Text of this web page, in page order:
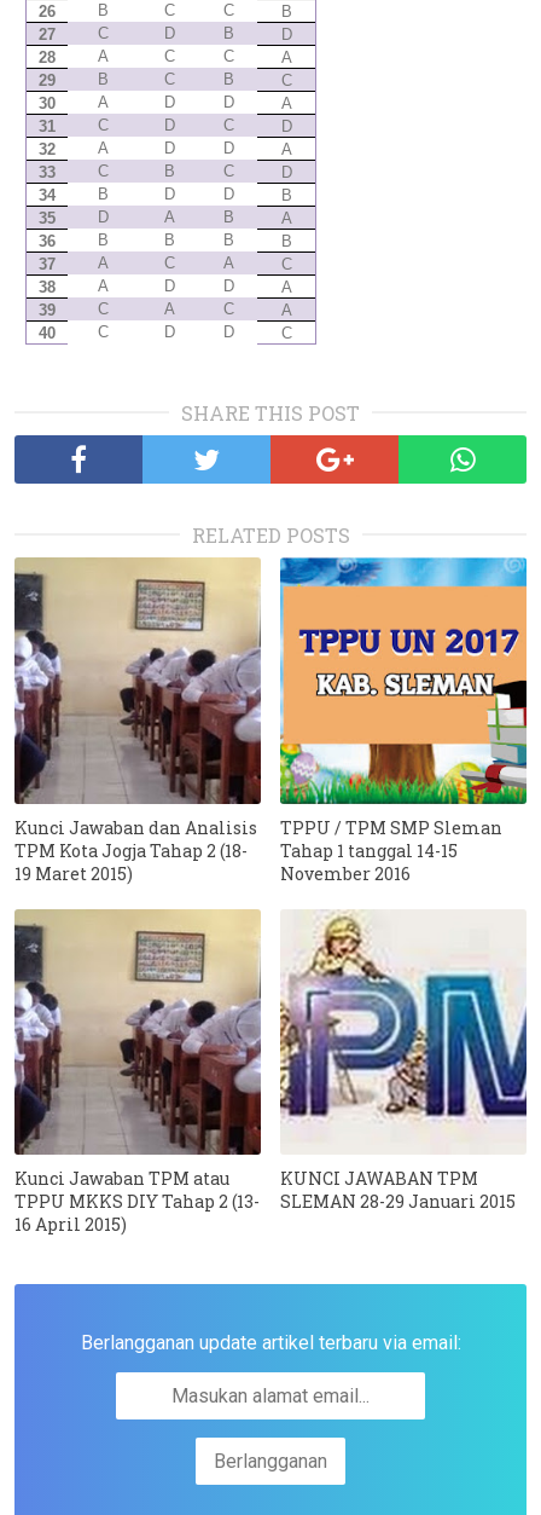
26
B C C
B
27
C D B
D
28
A C C
A
29
B C B
C
30
A D D
A
31
C D C
D
32
A D D
A
33
C B C
D
34
B D D
B
35
D A B
A
36
B B B
B
37
A C A
C
38
A D D
A
39
C A C
A
40
C D D C
SHARE THIS POST
RELATED POSTS
Kunci Jawaban dan Analisis
TPM Kota Jogja Tahap 2 (18-
19 Maret 2015)
TPPU / TPM SMP Sleman
Tahap 1 tanggal 14-15
November 2016
Kunci Jawaban TPM atau
TPPU MKKS DIY Tahap 2 (13-
16 April 2015)
KUNCI JAWABAN TPM
SLEMAN 28-29 Januari 2015
Berlangganan update artikel terbaru via email: